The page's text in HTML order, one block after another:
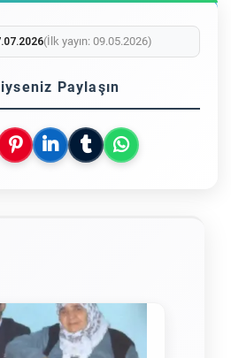
(İlk yayın: 09.05.2026)
Paylaşın